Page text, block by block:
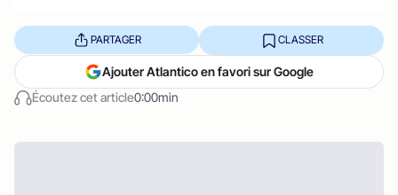
Écoutez cet article0:00min
PARTAGER CLASSER
Ajouter Atlantico en favori sur Google